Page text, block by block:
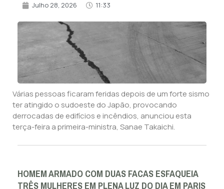
Julho 28, 2026 11:33
Várias pessoas ficaram feridas depois de um forte sismo
ter atingido o sudoeste do Japão, provocando
derrocadas de edifícios e incêndios, anunciou esta
terça-feira a primeira-ministra, Sanae Takaichi.
HOMEM ARMADO COM DUAS FACAS ESFAQUEIA